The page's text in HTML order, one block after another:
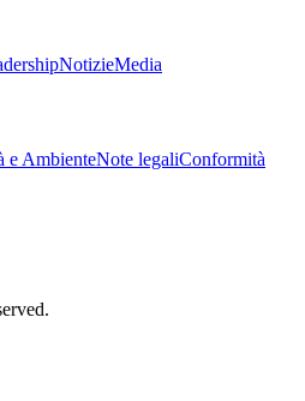
NotizieMedia
e AmbienteNote legaliConformità